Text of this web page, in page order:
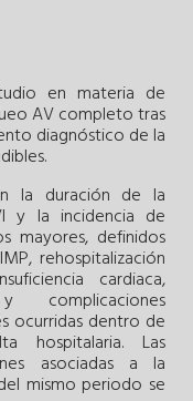
en materia de
AV completo tras
diagnóstico de la
la duración de la
y la incidencia de
mayores, definidos
rehospitalización
cardiaca,
complicaciones
ocurridas dentro de
hospitalaria. Las
asociadas a la
mismo periodo se